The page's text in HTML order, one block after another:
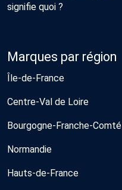
signifie quoi ?
Marques par région
Île-de-France
Centre-Val de Loire
Bourgogne-Franche-Comté
Normandie
Hauts-de-France